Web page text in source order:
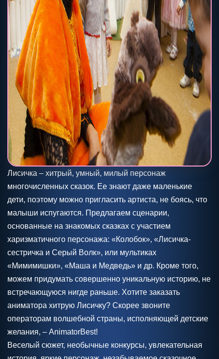
Лисичка – хитрый, умный, милый персонаж
многочисленных сказок. Ее знают даже маленькие
дети, поэтому можно пригласить артиста, не боясь, что
малыши испугаются. Предлагаем сценарии,
основанные на знакомых сказках с участием
харизматичного персонажа: «Колобок», «Лисичка-
сестричка и Серый Волк», или мультиках
«Мимимишки», «Маша и Медведь» и др. Кроме того,
можем придумать совершенно уникальную историю, не
встречающуюся нигде раньше. Хотите заказать
аниматора хитрую Лисичку? Скорее звоните
операторам волшебной страны, исполняющей детские
желания, – AnimatorBest!
Веселый сюжет, необычные конкурсы, увлекательная